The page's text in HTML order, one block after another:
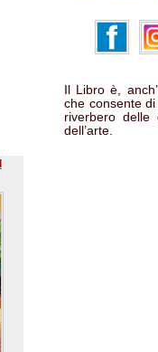
Il Libro è,
che consente
riverbero
dell’arte.